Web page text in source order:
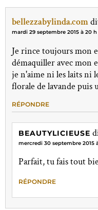
bellezzabylinda.com
mardi 29 septembre 2015 à 20 h
Je rince toujours mon
démaquiller avec mon
je n'aime ni les laits ni
florale de lavande puis
RÉPONDRE
BEAUTYLICIEUSE
mercredi 30 septembre 2015
Parfait, tu fais tout
RÉPONDRE